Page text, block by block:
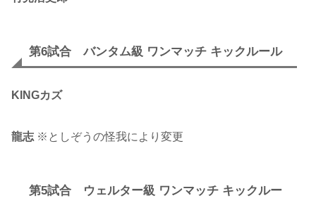
第6試合 バンタム級 ワンマッチ キックルール
KINGカズ
龍志 ※としぞうの怪我により変更
第5試合 ウェルター級 ワンマッチ キックルー